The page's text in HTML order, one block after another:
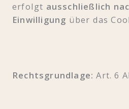
erfolgt ausschließlich
Einwilligung über das
Rechtsgrundlage: Art. 6